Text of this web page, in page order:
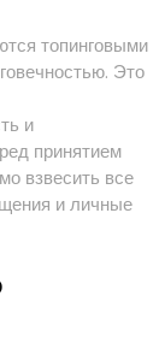
топинговыми
Это
и
принятием
взвесить все
и личные